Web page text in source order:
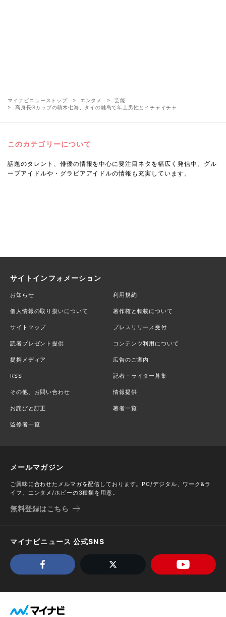
マイナビニューストップ エンタメ
芸能
高身長Gカップの萌木七海、タイの離島で年上男性とイチャイチャ
このカテゴリーについて
話題のタレント、俳優の情報を中心に要注目ネタを幅広く発信中。グル
ープアイドルや・グラビアアイドルの情報も充実しています。
サイトインフォメーション
お知らせ 利用規約
個人情報の取り扱いについて 著作権と転載について
サイトマップ プレスリリース受付
読者プレゼント提供 コンテンツ利用について
提携メディア 広告のご案内
RSS 記者・ライター募集
その他、お問い合わせ 情報提供
お詫びと訂正 著者一覧
監修者一覧
メールマガジン
ご興味に合わせたメルマガを配信しております。PC/デジタル、ワーク&ラ
イフ、エンタメ/ホビーの3種類を用意。
無料登録はこちら
マイナビニュース 公式SNS